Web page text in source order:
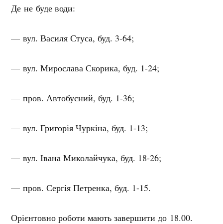
Де не буде води:
— вул. Василя Стуса, буд. 3-64;
— вул. Мирослава Скорика, буд. 1-24;
— пров. Автобусний, буд. 1-36;
— вул. Григорія Чуркіна, буд. 1-13;
— вул. Івана Миколайчука, буд. 18-26;
— пров. Сергія Петренка, буд. 1-15.
Орієнтовно роботи мають завершити до 18.00.